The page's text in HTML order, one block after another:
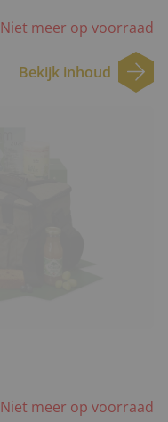
Niet meer op voorraad
Bekijk inhoud
Niet meer op voorraad